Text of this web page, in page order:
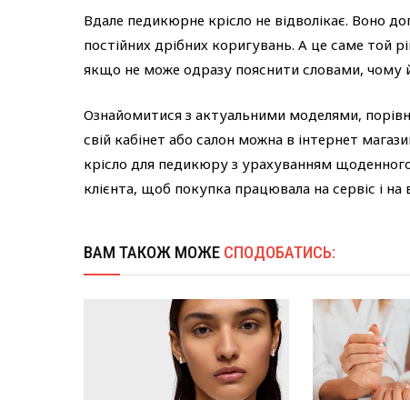
Вдале педикюрне крісло не відволікає. Воно
постійних дрібних коригувань. А це саме той
якщо не може одразу пояснити словами, чому
Ознайомитися з актуальними моделями,
свій кабінет або салон можна в інтернет
крісло для педикюру з урахуванням
клієнта, щоб покупка працювала на сервіс і
ВАМ ТАКОЖ МОЖЕ СПОДОБАТИСЬ: